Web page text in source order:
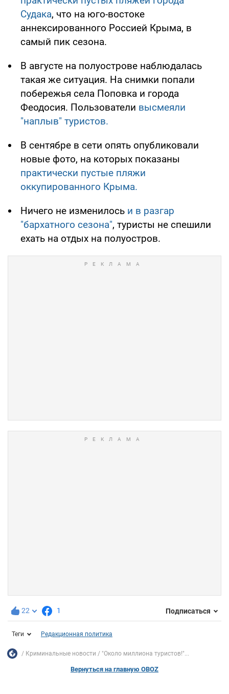
Судака, что на юго-востоке
аннексированного Россией Крыма, в
самый пик сезона.
В августе на полуострове наблюдалась
такая же ситуация. На снимки попали
побережья села Поповка и города
Феодосия. Пользователи высмеяли
"наплыв" туристов.
В сентябре в сети опять опубликовали
новые фото, на которых показаны
практически пустые пляжи
оккупированного Крыма.
Ничего не изменилось и в разгар
"бархатного сезона", туристы не спешили
ехать на отдых на полуостров.
22 1 Подписаться
Теги Редакционная политика
Криминальные новости "Около миллиона туристов!"...
Вернуться на главную OBOZ